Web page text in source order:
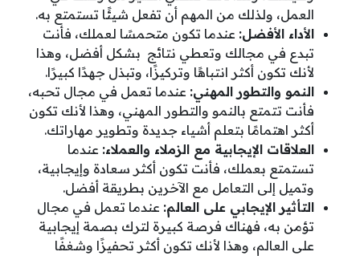
العمل، ولذلك من المهم أن تفعل شيئًا تستمتع به.
الأداء الأفضل: عندما تكون متحمسًا لعملك، فأنت
تبدع في مجالك وتعطي نتائج بشكل أفضل، وهذا
لأنك تكون أكثر انتباهًا وتركيزًا، وتبذل جهدًا كبيرًا.
النمو والتطور المهني: عندما تعمل في مجال تحبه،
فأنت تتمتع بالنمو والتطور المهني، وهذا لأنك تكون
أكثر اهتمامًا بتعلم أشياء جديدة وتطوير مهاراتك.
العلاقات الإيجابية مع الزملاء والعملاء: عندما
تستمتع بعملك، فأنت تكون أكثر سعادة وإيجابية،
وتميل إلى التعامل مع الآخرين بطريقة أفضل.
التأثير الإيجابي على العالم: عندما تعمل في مجال
تؤمن به، فهناك فرصة كبيرة لترك بصمة إيجابية
على العالم، وهذا لأنك تكون أكثر تحفيزًا وشغفًا